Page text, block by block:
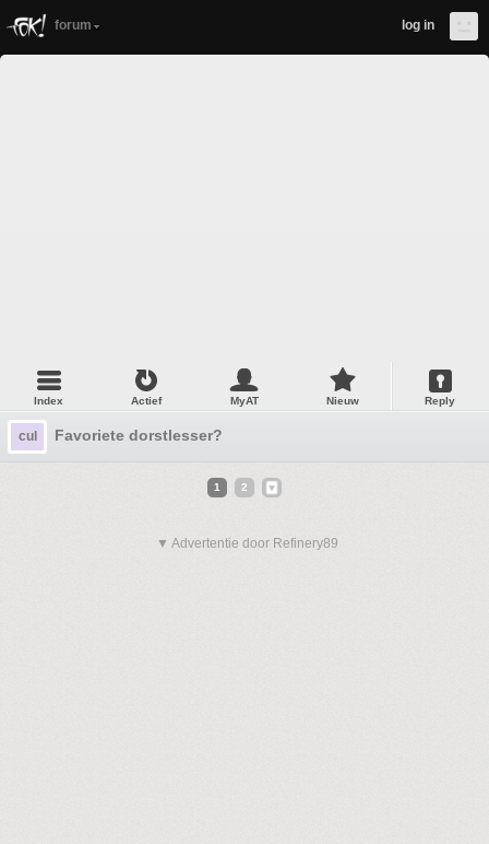
forum log in
Index Actief MyAT Nieuw Reply
cul Favoriete dorstlesser?
1 2
▼ Advertentie door Refinery89